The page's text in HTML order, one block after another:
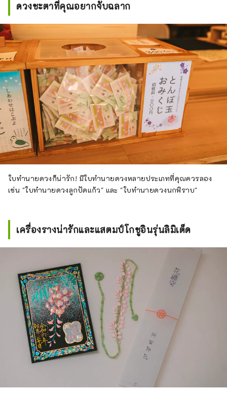
ดวงชะตาที่คุณอยากจับฉลาก
ใบทำนายดวงก็น่ารัก! มีใบทำนายดวงหลายประเภทที่คุณควรลอง
เช่น "ใบทำนายดวงลูกปัดแก้ว" และ "ใบทำนายดวงนกพิราบ"
เครื่องรางน่ารักและแสตมป์โกชูอินรุ่นลิมิเต็ด